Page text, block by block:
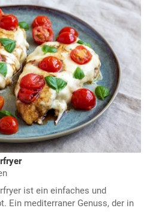
ist ein einfaches und
Ein mediterraner Genuss, der in